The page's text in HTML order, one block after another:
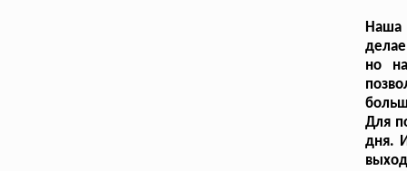
Наша
но
Для
дня.